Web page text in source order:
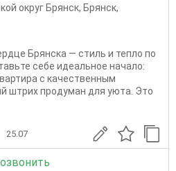
округ Брянск, Брянск,
Брянска — стиль и тепло по
себе идеальное начало:
с качественным
штрих продуман для уюта. Это
25.07